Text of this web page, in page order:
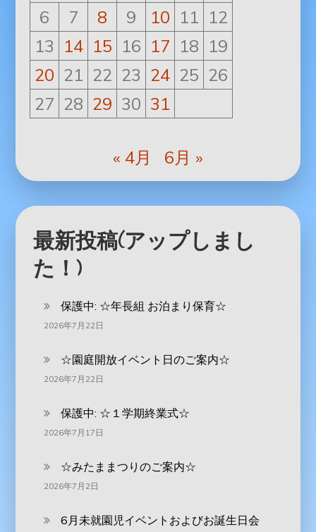
6
7 8 9 10 11 12
13 14 15 16 17 18 19
20 21 22 23 24 25 26
27 28 29 30 31
« 4月 6月 »
最新投稿(アップしまし
た！)
保護中: ‪☆年長組 お泊まり保育☆
2026年7月22日
☆園庭開放イベント日のご案内☆
2026年7月22日
保護中: ☆１学期終業式☆
2026年7月17日
☆みたままつりのご案内☆
2026年7月2日
6月未就園児イベントおよびお誕生日会